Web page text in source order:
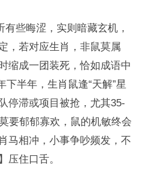
有些晦涩，实则暗藏玄机，
，若对应生肖，非鼠莫属
成一团装死，恰如成语中
下半年，生肖鼠逢“天解”星
停滞或项目被抢，尤其35-
要郁郁寡欢，鼠的机敏终会
马相冲，小事争吵频发，不
压住口舌。